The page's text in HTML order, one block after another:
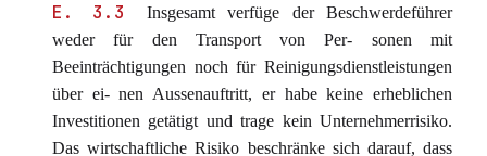
E. 3.3
Insgesamt verfüge der Beschwerdeführer
weder für den Transport von Per- sonen mit
Beeinträchtigungen noch für Reinigungsdienstleistungen
über ei- nen Aussenauftritt, er habe keine erheblichen
Investitionen getätigt und trage kein Unternehmerrisiko.
Das wirtschaftliche Risiko beschränke sich darauf, dass